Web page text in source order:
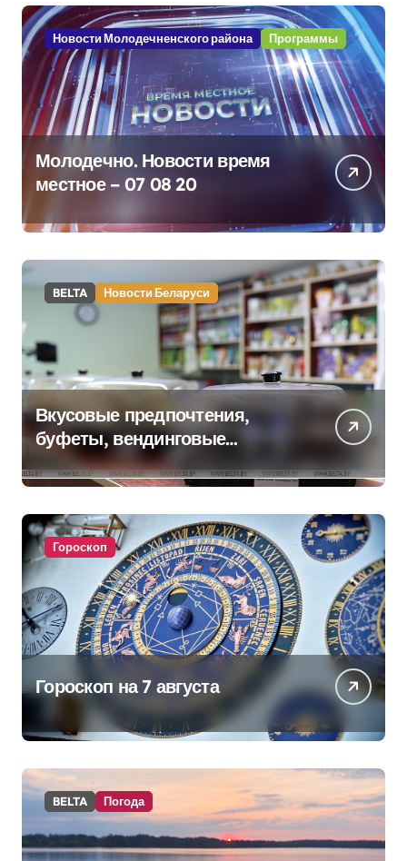
Новости Молодечненского района Программы
Молодечно. Новости время
местное – 07 08 20
BELTA Новости Беларуси
Вкусовые предпочтения,
буфеты, вендинговые
аппараты. Минобразования об
изменениях в школьном
питании
Гороскоп
Гороскоп на 7 августа
BELTA Погода